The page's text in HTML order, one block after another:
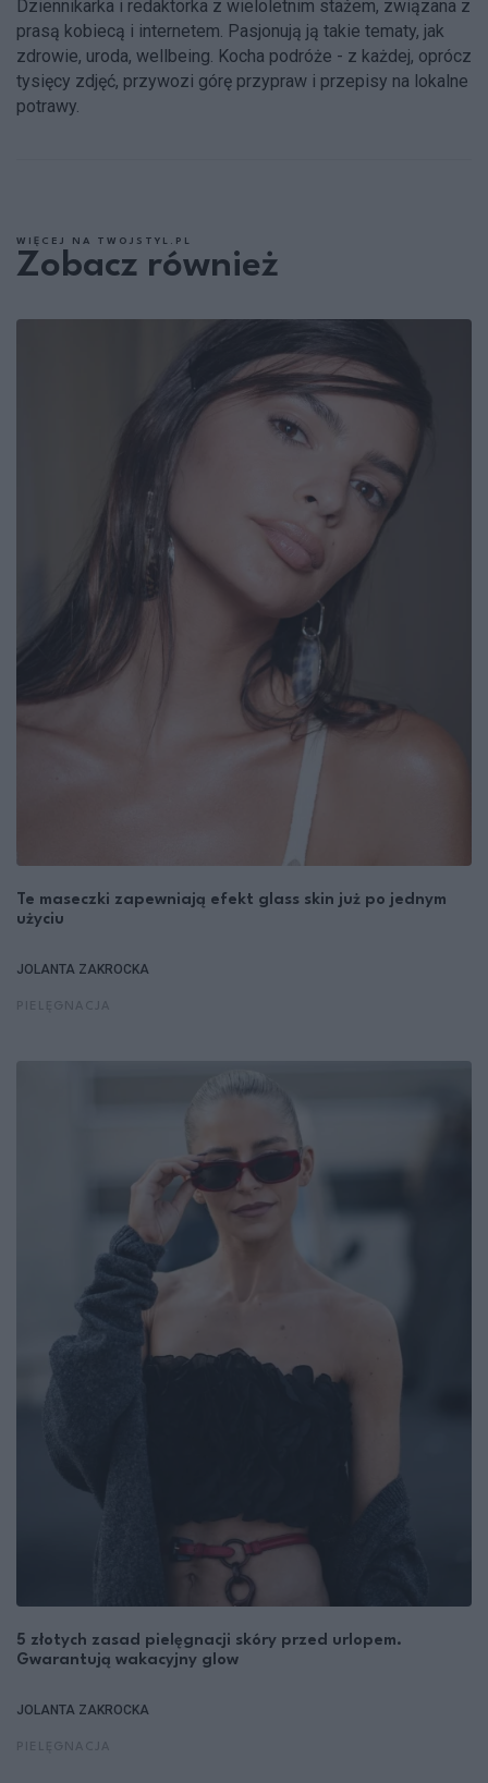
Dziennikarka i redaktorka z wieloletnim stażem, związana z
prasą kobiecą i internetem. Pasjonują ją takie tematy, jak
zdrowie, uroda, wellbeing. Kocha podróże - z każdej, oprócz
tysięcy zdjęć, przywozi górę przypraw i przepisy na lokalne
potrawy.
WIĘCEJ NA TWOJSTYL.PL
Zobacz również
Te maseczki zapewniają efekt glass skin już po jednym
użyciu
JOLANTA ZAKROCKA
5 złotych zasad pielęgnacji skóry przed urlopem.
Gwarantują wakacyjny glow
JOLANTA ZAKROCKA